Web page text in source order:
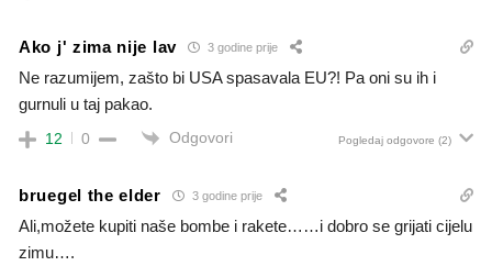
Ako j' zima nije lav 3 godine prije
Ne razumijem, zašto bi USA spasavala EU?! Pa oni su ih i
gurnuli u taj pakao.
12 0 Odgovori Pogledaj odgovore (2)
bruegel the elder 3 godine prije
Ali,možete kupiti naše bombe i rakete……i dobro se grijati cijelu
zimu….